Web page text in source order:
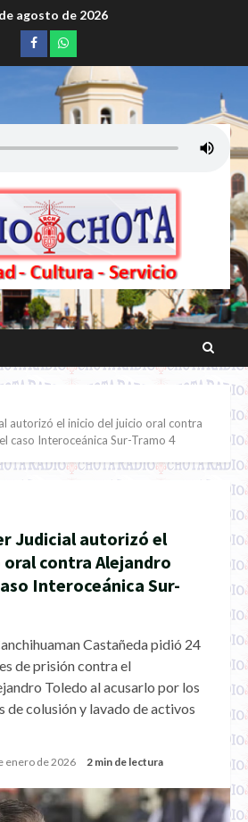
agosto de 2026
Facebookwhatsapp
autorizó el inicio del juicio oral contra
caso Interoceánica Sur-Tramo 4
Judicial autorizó el
contra Alejandro
Interoceánica Sur-
Castañeda pidió 24
de prisión contra el
Toledo al acusarlo por los
de colusión y lavado de activos
enero de 2026 2 min de lectura